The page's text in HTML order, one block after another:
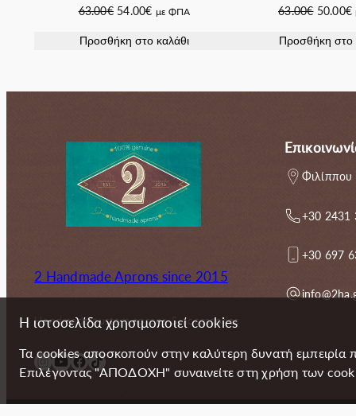
63.00€ Original
was:
54.00€Η
τιμή
με ΦΠΑ
Προσθήκη στο καλάθι
63.00€ Original
was:
50.00€
Προσθήκη στο
2 Handmade Aprons since 2015
Handmade custom aprons & accessories
InstagramYouTube Facebook TikTok
Φιλίππου
+30 2431
+30 697
Η ιστοσελίδα χρησιμοποιεί cookies
Τα cookies αποσκοπούν στην καλύτερη δυνατή εμπειρία
Επιλέγοντας "ΑΠΟΔΟΧΗ" συναινείτε στη χρήση των